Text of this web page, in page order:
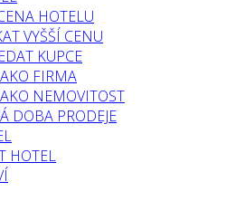
HOTELU
VYŠŠÍ CENU
KUPCE
FIRMA
NEMOVITOST
DOBA PRODEJE
HOTEL